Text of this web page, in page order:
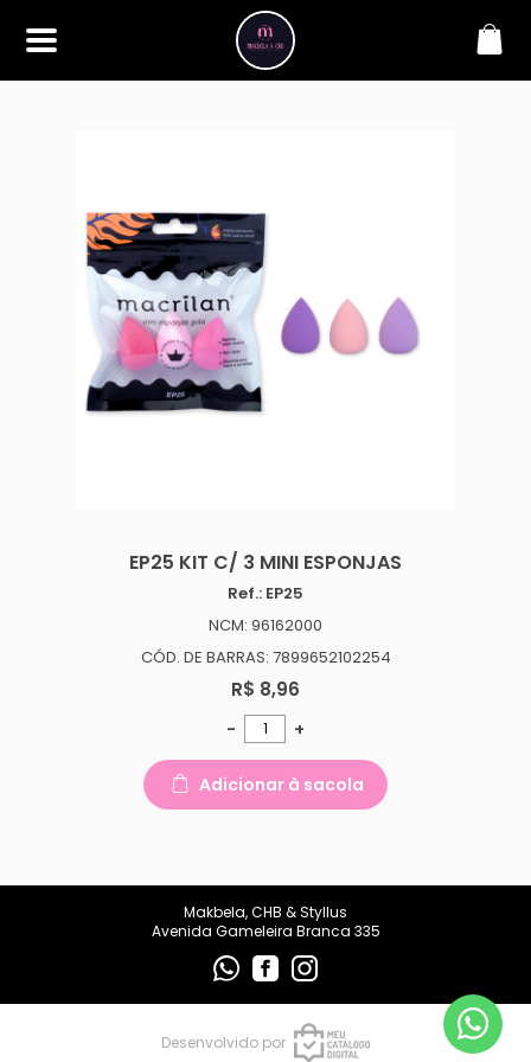
apaixonados por realçar a
beleza de nossos clientes,
oferecendo uma ampla gama
de produtos que inspiram
confiança e criatividade. Desde
os últimos lançamentos em
maquiagem até os acessórios
mais elegantes, estamos aqui
para ajudá-lo a alcançar seu
visual dos sonhos. Explore nossa
seleção cuidadosamente
selecionada e descubra como a
beleza se torna uma expressão
makbelachb@gmail.com
EP25 KIT C/ 3 MINI ESPONJAS
Ref.: EP25
NCM: 96162000
CÓD. DE BARRAS: 7899652102254
R$ 8,96
- +
Adicionar à sacola
Makbela, CHB & Styllus
Avenida Gameleira Branca 335
Desenvolvido por